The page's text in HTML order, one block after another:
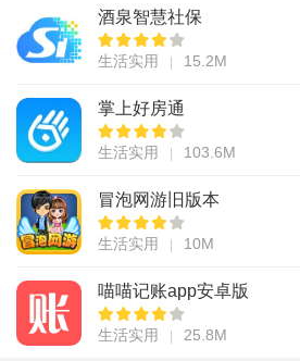
酒泉智慧社保
生活实用 15.2M
掌上好房通
生活实用 103.6M
冒泡网游旧版本
生活实用 10M
喵喵记账app安卓版
生活实用 25.8M